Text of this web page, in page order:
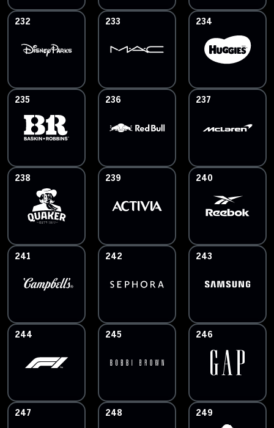
232 233 234
235 236 237
238 239 240
241 242 243
244 245 246
247 248 249